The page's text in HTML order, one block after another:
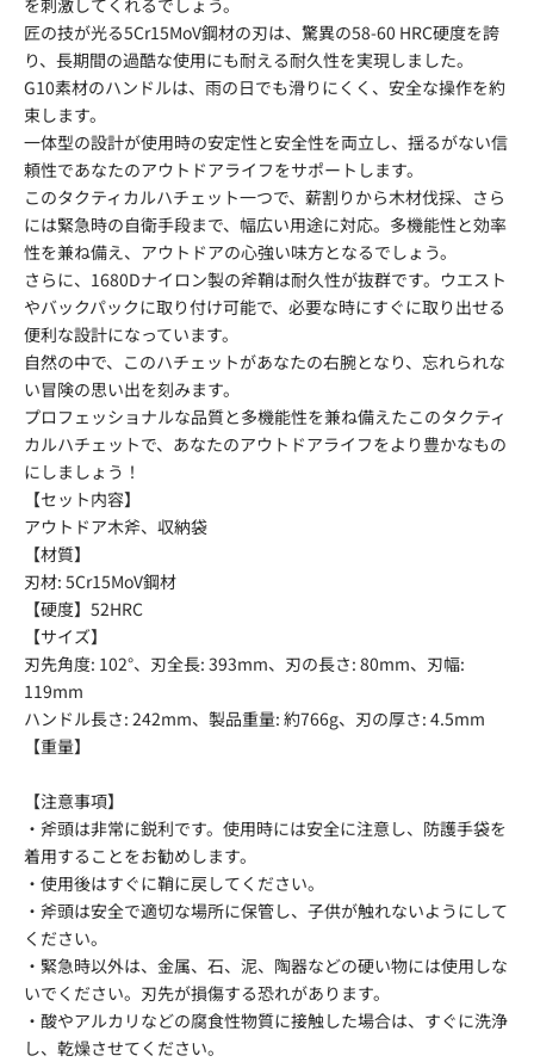
を刺激してくれるでしょう。
匠の技が光る5Cr15MoV鋼材の刃は、驚異の58-60 HRC硬度を誇
り、長期間の過酷な使用にも耐える耐久性を実現しました。
G10素材のハンドルは、雨の日でも滑りにくく、安全な操作を約
束します。
一体型の設計が使用時の安定性と安全性を両立し、揺るがない信
頼性であなたのアウトドアライフをサポートします。
このタクティカルハチェット一つで、薪割りから木材伐採、さら
には緊急時の自衛手段まで、幅広い用途に対応。多機能性と効率
性を兼ね備え、アウトドアの心強い味方となるでしょう。
さらに、1680Dナイロン製の斧鞘は耐久性が抜群です。ウエスト
やバックパックに取り付け可能で、必要な時にすぐに取り出せる
便利な設計になっています。
自然の中で、このハチェットがあなたの右腕となり、忘れられな
い冒険の思い出を刻みます。
プロフェッショナルな品質と多機能性を兼ね備えたこのタクティ
カルハチェットで、あなたのアウトドアライフをより豊かなもの
にしましょう！
【セット内容】
アウトドア木斧、収納袋
【材質】
刃材: 5Cr15MoV鋼材
【硬度】52HRC
【サイズ】
刃先角度: 102°、刃全長: 393mm、刃の長さ: 80mm、刃幅:
119mm
ハンドル長さ: 242mm、 製品重量: 約766g、 刃の厚さ: 4.5mm
【重量】
【注意事項】
・斧頭は非常に鋭利です。使用時には安全に注意し、防護手袋を
着用することをお勧めします。
・使用後はすぐに鞘に戻してください。
・斧頭は安全で適切な場所に保管し、子供が触れないようにして
ください。
・緊急時以外は、金属、石、泥、陶器などの硬い物には使用しな
いでください。刃先が損傷する恐れがあります。
・酸やアルカリなどの腐食性物質に接触した場合は、すぐに洗浄
し、乾燥させてください。